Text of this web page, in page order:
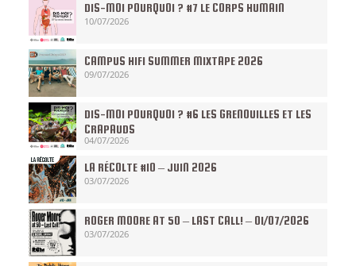
DIS-MOI POURQUOI ? #7 LE CORPS HUMAIN
10/07/2026
CAMPUS HIFI SUMMER MIXTAPE 2026
09/07/2026
DIS-MOI POURQUOI ? #6 LES GRENOUILLES ET LES
CRAPAUDS
04/07/2026
LA RÉCOLTE #10 – JUIN 2026
03/07/2026
ROGER MOORE AT 50 – LAST CALL! – 01/07/2026
03/07/2026